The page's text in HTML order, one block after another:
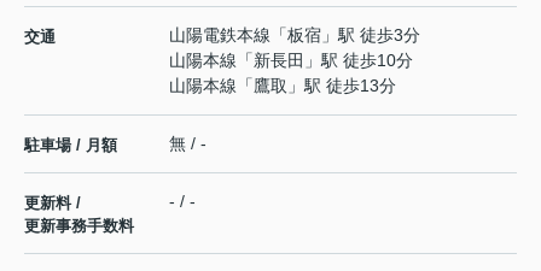
交通 山陽電鉄本線 「板宿 」駅 徒歩3分
山陽本線 「新長田 」駅 徒歩10分
山陽本線 「鷹取 」駅 徒歩13分
駐車場 / 月額 無 / -
更新料 /
更新事務手数料
- / -